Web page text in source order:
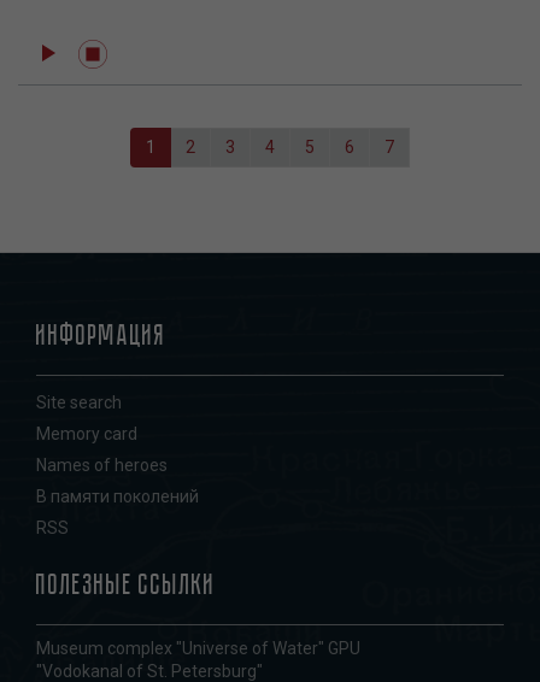
Current
page
1 Page
2 Page
3 Page
4 Page
5 Page
6 Page
7
Информация
Site search
Memory card
Names of heroes
В памяти поколений
RSS
Полезные ссылки
Museum complex "Universe of Water" GPU
"Vodokanal of St. Petersburg"